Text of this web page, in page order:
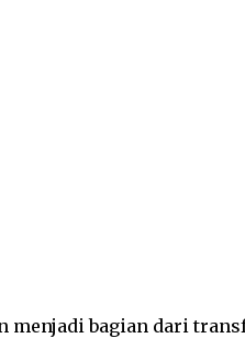
menjadi bagian dari